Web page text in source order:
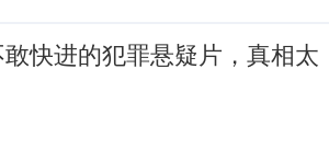
快进的犯罪悬疑片，真相太